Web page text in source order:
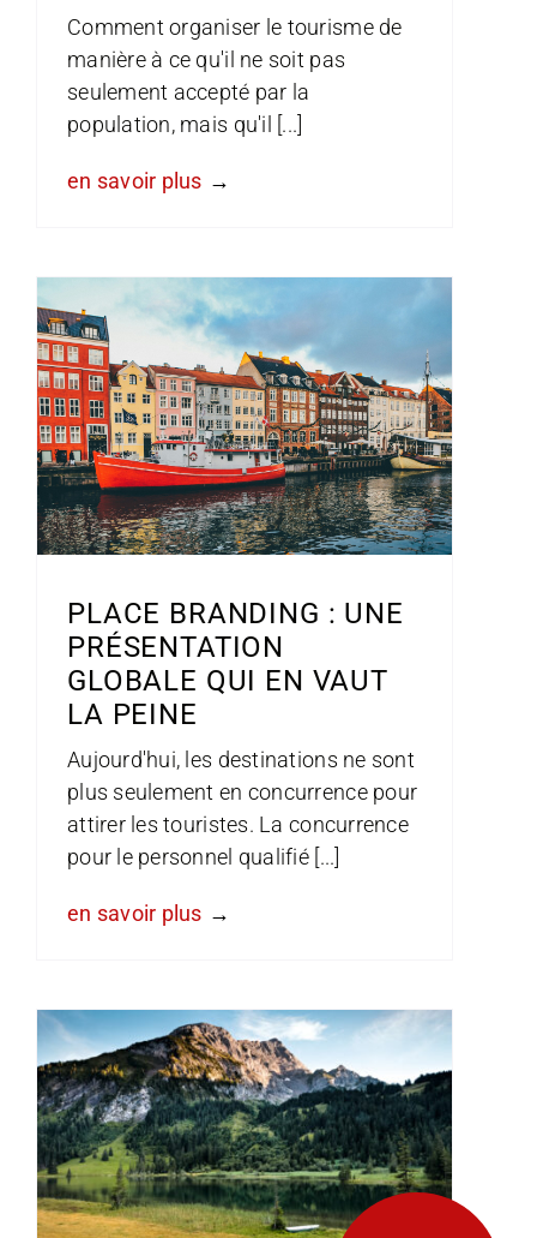
Comment organiser le tourisme de
manière à ce qu'il ne soit pas
seulement accepté par la
population, mais qu'il [...]
en savoir plus
PLACE BRANDING : UNE
PRÉSENTATION
GLOBALE QUI EN VAUT
LA PEINE
Aujourd'hui, les destinations ne sont
plus seulement en concurrence pour
attirer les touristes. La concurrence
pour le personnel qualifié [...]
en savoir plus